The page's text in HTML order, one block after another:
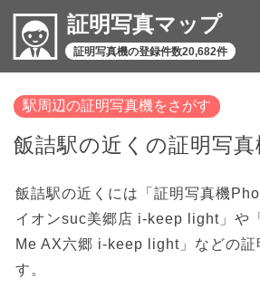
証明写真マップ
証明写真機の登録件数20,682件
駅周辺の証明写真機をさがす
飯詰駅の近くの証明写真
飯詰駅の近くには「証明写真機
イオンsuc美郷店 i-keep light」や
Me AX六郷 i-keep light」などの証
す。